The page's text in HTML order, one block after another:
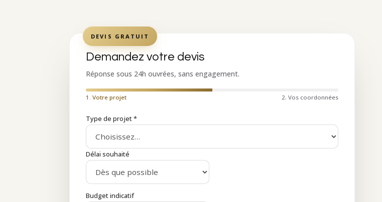
DEVIS GRATUIT
Demandez votre devis
Réponse sous 24h ouvrées, sans engagement.
1. Votre projet 2. Vos coordonnées
Type de projet *
Délai souhaité
Budget indicatif